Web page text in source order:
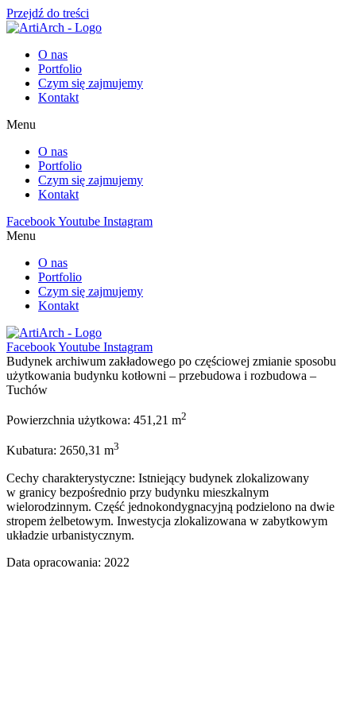
Przejdź do treści
O nas
Portfolio
Czym się zajmujemy
Kontakt
Menu
O nas
Portfolio
Czym się zajmujemy
Kontakt
FacebookYoutube Instagram
Menu
O nas
Portfolio
Czym się zajmujemy
Kontakt
FacebookYoutube Instagram
Budynek archiwum zakładowego po częściowej zmianie sposobu
użytkowania budynku kotłowni – przebudowa i rozbudowa –
Tuchów
Powierzchnia użytkowa: 451,21 m2
Kubatura: 2650,31 m3
Cechy charakterystyczne: Istniejący budynek zlokalizowany
w granicy bezpośrednio przy budynku mieszkalnym
wielorodzinnym. Część jednokondygnacyjną podzielono na dwie
stropem żelbetowym. Inwestycja zlokalizowana w zabytkowym
układzie urbanistycznym.
Data opracowania: 2022